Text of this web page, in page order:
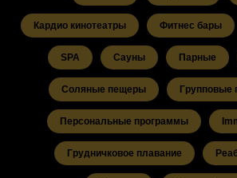
Кардио кинотеатры Фитнес бары
SPA Сауны Парные
Соляные пещеры Групповые
Персональные программы
Грудничковое плавание